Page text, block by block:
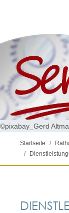
©pixabay_Gerd
Startseite